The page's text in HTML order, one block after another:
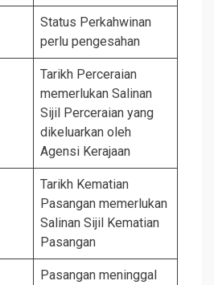
Status Perkahwinan
perlu pengesahan
Tarikh Perceraian
memerlukan Salinan
Sijil Perceraian yang
dikeluarkan oleh
Agensi Kerajaan
Tarikh Kematian
Pasangan memerlukan
Salinan Sijil Kematian
Pasangan
Pasangan meninggal